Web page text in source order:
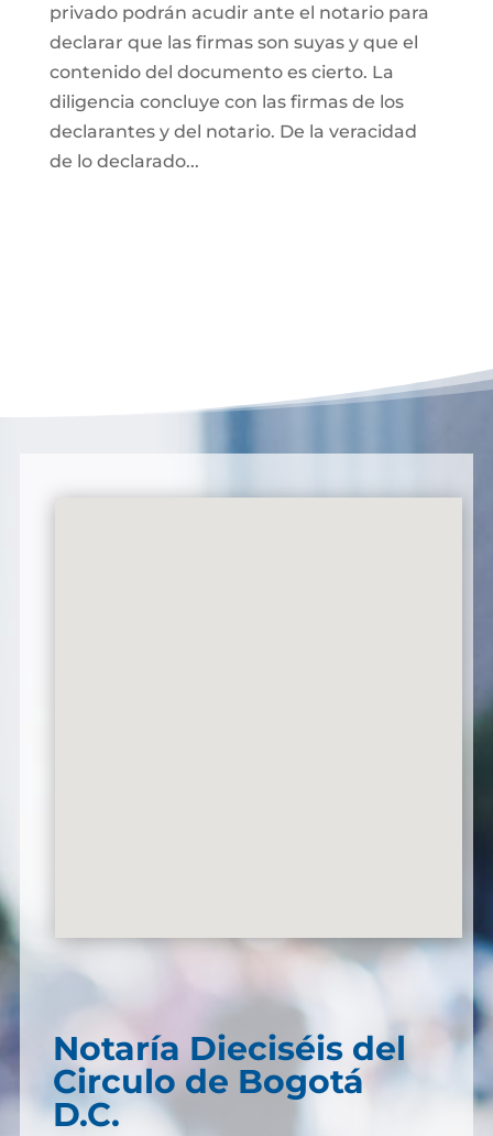
privado podrán acudir ante el notario para
declarar que las firmas son suyas y que el
contenido del documento es cierto. La
diligencia concluye con las firmas de los
declarantes y del notario. De la veracidad
de lo declarado...
Notaría Dieciséis del
Circulo de Bogotá
D.C.